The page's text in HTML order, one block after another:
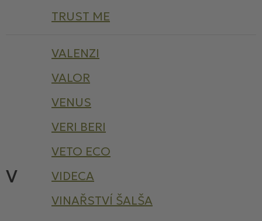
TRUST ME
V
VALENZI
VALOR
VENUS
VERI BERI
VETO ECO
VIDECA
VINAŘSTVÍ ŠALŠA